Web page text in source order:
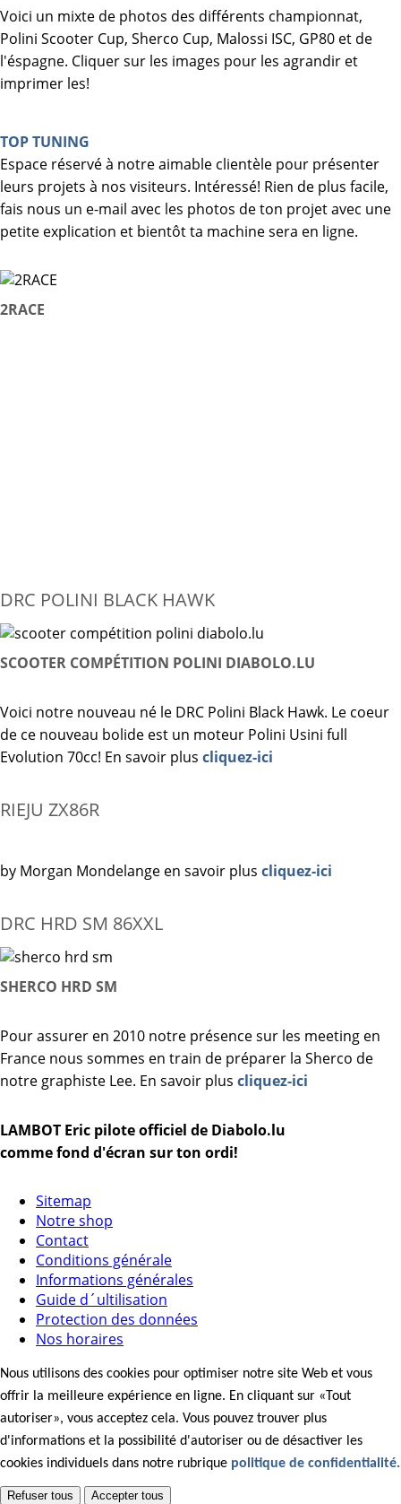
Voici un mixte de photos des différents championnat,
Polini Scooter Cup, Sherco Cup, Malossi ISC, GP80 et de
l'éspagne. Cliquer sur les images pour les agrandir et
imprimer les!
TOP TUNING
Espace réservé à notre aimable clientèle pour présenter
leurs projets à nos visiteurs. Intéressé! Rien de plus facile,
fais nous un e-mail avec les photos de ton projet avec une
petite explication et bientôt ta machine sera en ligne.
2RACE
DRC POLINI BLACK HAWK
SCOOTER COMPÉTITION POLINI DIABOLO.LU
Voici notre nouveau né le DRC Polini Black Hawk. Le coeur
de ce nouveau bolide est un moteur Polini Usini full
Evolution 70cc! En savoir plus cliquez-ici
RIEJU ZX86R
by Morgan Mondelange en savoir plus cliquez-ici
DRC HRD SM 86XXL
SHERCO HRD SM
Pour assurer en 2010 notre présence sur les meeting en
France nous sommes en train de préparer la Sherco de
notre graphiste Lee. En savoir plus cliquez-ici
LAMBOT Eric pilote officiel de Diabolo.lu
comme fond d'écran sur ton ordi!
Sitemap
Notre shop
Contact
Conditions générale
Informations générales
Guide d´ultilisation
Protection des données
Nos horaires
Nous utilisons des cookies pour optimiser notre site Web et vous
offrir la meilleure expérience en ligne. En cliquant sur «Tout
autoriser», vous acceptez cela. Vous pouvez trouver plus
d'informations et la possibilité d'autoriser ou de désactiver les
cookies individuels dans notre rubrique politique de confidentialité.
Refuser tous Accepter tous